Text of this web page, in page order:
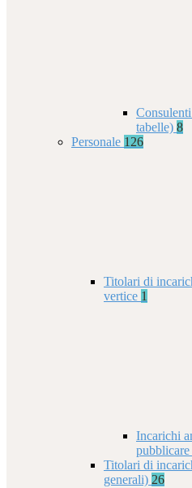
tabelle) 8
Personale 126
Titolari di
vertice 1
Incarichi
Titolari di
generali) 26